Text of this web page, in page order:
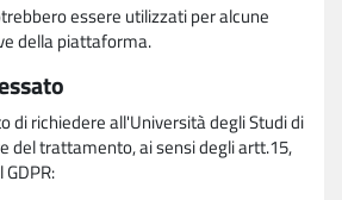
essere utilizzati per alcune
della piattaforma.
di richiedere all'Università degli Studi di
del trattamento, ai sensi degli artt.15,